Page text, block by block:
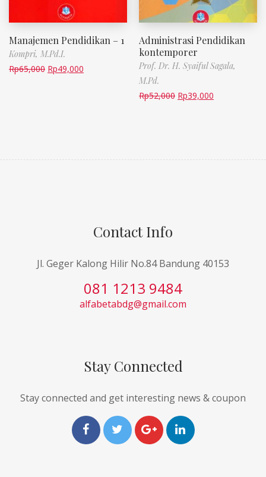
Manajemen Pendidikan – 1
Kompri, M.Pd.I.
Rp65,000 Rp49,000
Administrasi Pendidikan
kontemporer
Prof. Dr. H. Syaiful Sagala,
M.Pd.
Rp52,000 Rp39,000
Contact Info
Jl. Geger Kalong Hilir No.84 Bandung 40153
081 1213 9484
alfabetabdg@gmail.com
Stay Connected
Stay connected and get interesting news & coupon